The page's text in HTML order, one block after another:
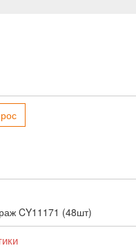
CY11171 (48шт)